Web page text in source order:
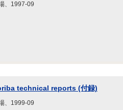
、1997-09
technical reports (付録)
、1999-09